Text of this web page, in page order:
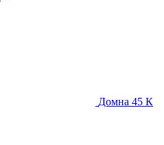
Домна 45 К